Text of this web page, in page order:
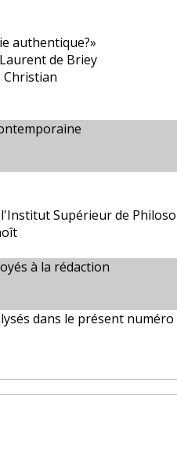
authentique?»
de Briey
Christian
Supérieur de
à la rédaction
dans le présent numéro